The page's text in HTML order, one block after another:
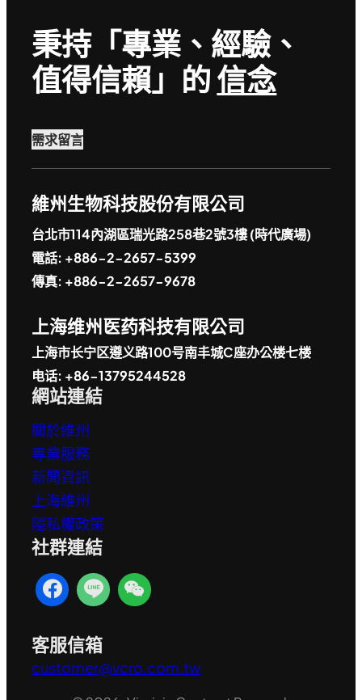
秉持「專業、經驗、
值得信賴」的信念
需求留言
維州生物科技股份有限公司
台北市114內湖區瑞光路258巷2號3樓 (時代廣場)
電話: +886-2-2657-5399
傳真: +886-2-2657-9678
上海维州医药科技有限公司
上海市长宁区遵义路100号南丰城C座办公楼七楼
电话: +86-13795244528
網站連結
關於維州
專業服務
新聞資訊
上海維州
隱私權政策
社群連結
客服信箱
customer@vcro.com.tw